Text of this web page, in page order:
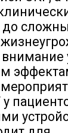
внимание